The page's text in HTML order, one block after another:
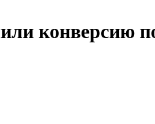
конверсию